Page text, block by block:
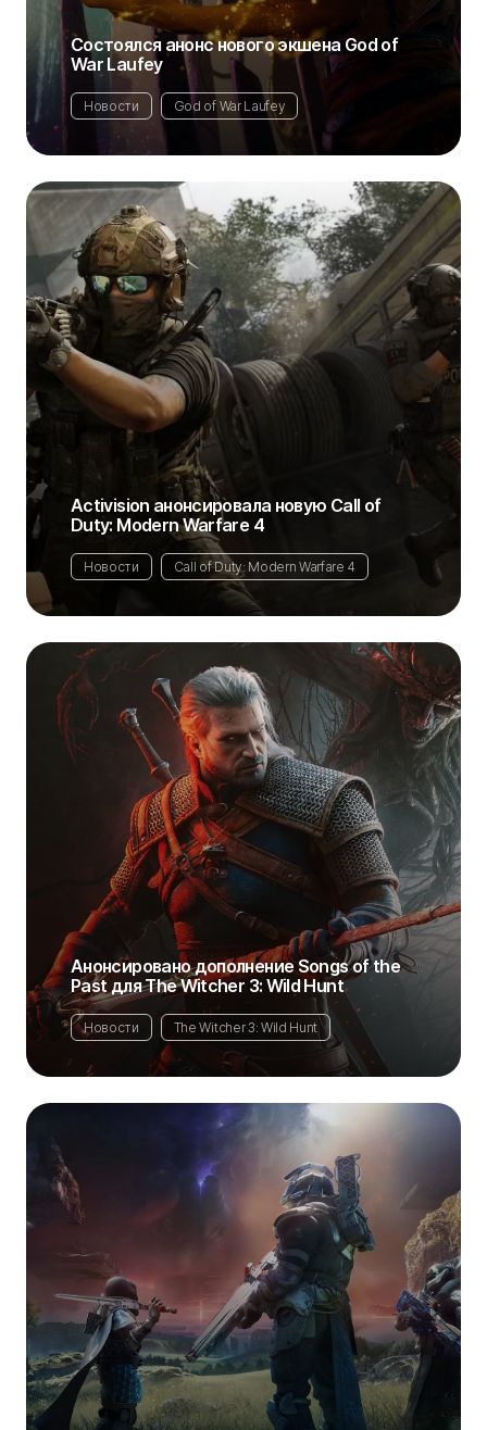
Состоялся анонс нового экшена God of
War Laufey
Новости God of War Laufey
Activision анонсировала новую Call of
Duty: Modern Warfare 4
Новости Call of Duty: Modern Warfare 4
Анонсировано дополнение Songs of the
Past для The Witcher 3: Wild Hunt
Новости The Witcher 3: Wild Hunt